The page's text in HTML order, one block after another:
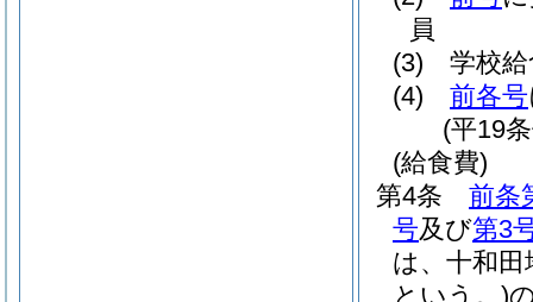
員
(3)
学校
(4)
前各号
(平19
(給食費)
第4条
前条
号及び第3
は、十和田
という。)